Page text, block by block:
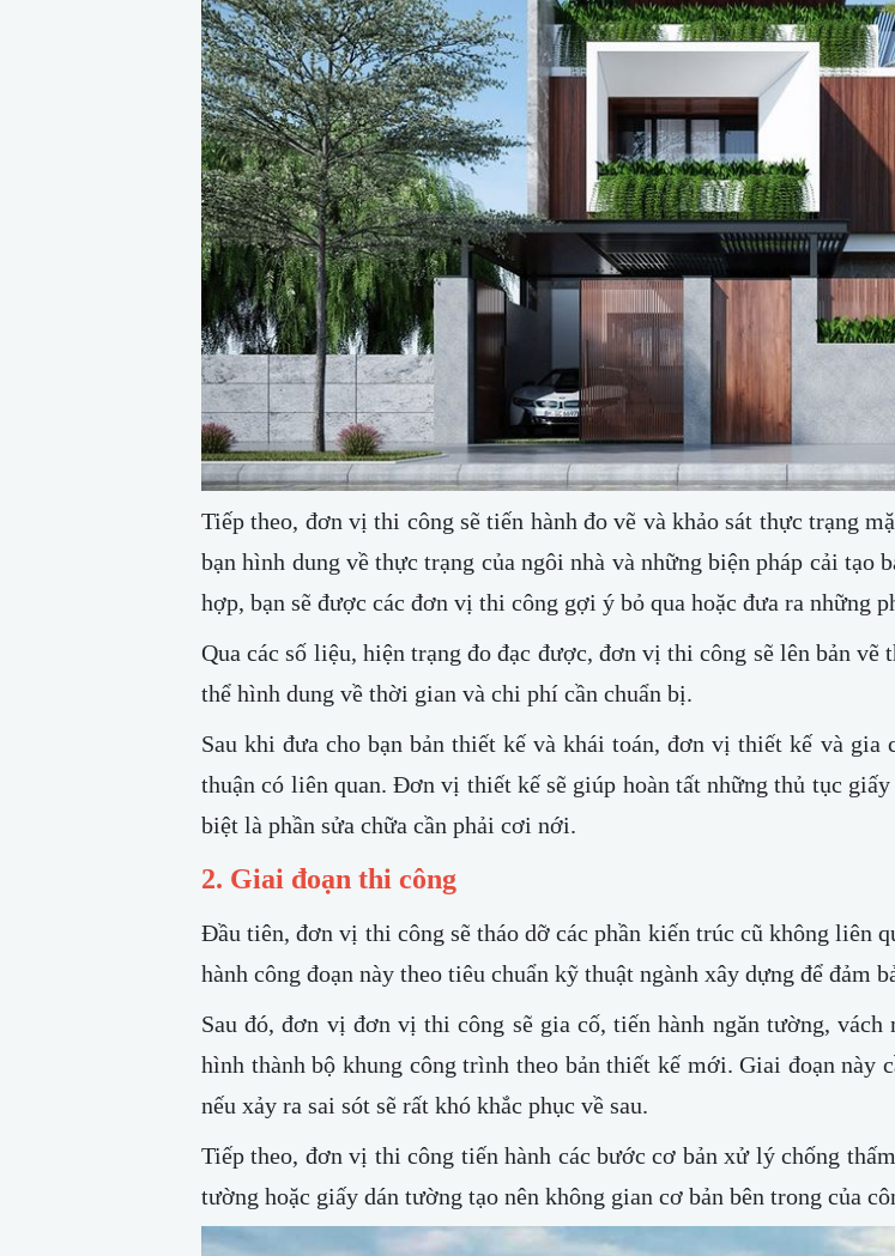
Tiếp theo, đơn vị thi công sẽ tiến hành đo vẽ và khảo sát thực trạng
bạn hình dung về thực trạng của ngôi nhà và những biện pháp cải tạo
hợp, bạn sẽ được các đơn vị thi công gợi ý bỏ qua hoặc đưa ra những
Qua các số liệu, hiện trạng đo đạc được, đơn vị thi công sẽ lên bản
thể hình dung về thời gian và chi phí cần chuẩn bị.
Sau khi đưa cho bạn bản thiết kế và khái toán, đơn vị thiết kế và gia
thuận có liên quan. Đơn vị thiết kế sẽ giúp hoàn tất những thủ tục
biệt là phần sửa chữa cần phải cơi nới.
2. Giai đoạn thi công
Đầu tiên, đơn vị thi công sẽ tháo dỡ các phần kiến trúc cũ không liên
hành công đoạn này theo tiêu chuẩn kỹ thuật ngành xây dựng để đảm
Sau đó, đơn vị đơn vị thi công sẽ gia cố, tiến hành ngăn tường,
hình thành bộ khung công trình theo bản thiết kế mới. Giai đoạn này
nếu xảy ra sai sót sẽ rất khó khắc phục về sau.
Tiếp theo, đơn vị thi công tiến hành các bước cơ bản xử lý chống
tường hoặc giấy dán tường tạo nên không gian cơ bản bên trong của